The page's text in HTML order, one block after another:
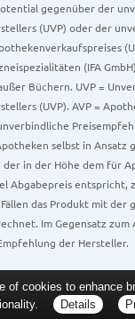
gegenüber der
(UVP) oder der
(IFA
Büchern. UVP =
(UVP). AVP =
selbst in Ansatz
in der Höhe dem für
Abgabepreis entspricht,
das Produkt mit der
Im Gegensatz zum
der Hersteller.
of cookies to enhance
Details